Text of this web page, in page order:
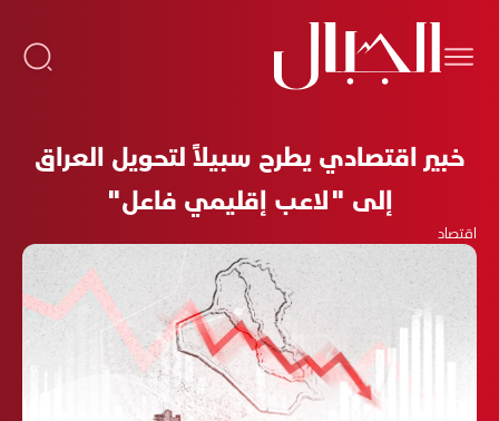
خبير اقتصادي يطرح سبيلاً لتحويل العراق
إلى "لاعب إقليمي فاعل"
اقتصاد